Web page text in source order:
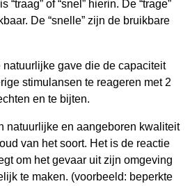
of “snel” hierin. De “trage”
De “snelle” zijn de bruikbare
gave die de capaciteit
stimulansen te reageren met 2
en te bijten.
natuurlijke en aangeboren kwaliteit
van het soort. Het is de reactie
om het gevaar uit zijn omgeving
te maken. (voorbeeld: beperkte